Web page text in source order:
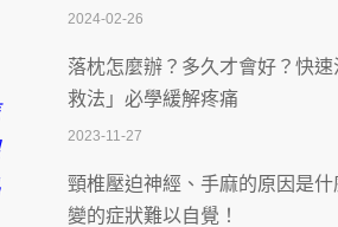
2026-07-08
體溫飆破41度！醫連收兩例中
率達8成
2026-07-07
深耕萬華55年 西園醫院回顧發
醫療布局
2024-02-26
落枕怎麼辦？多久才會好？快
救法」必學緩解疼痛
2023-11-27
頸椎壓迫神經、手麻的原因是
變的症狀難以自覺！